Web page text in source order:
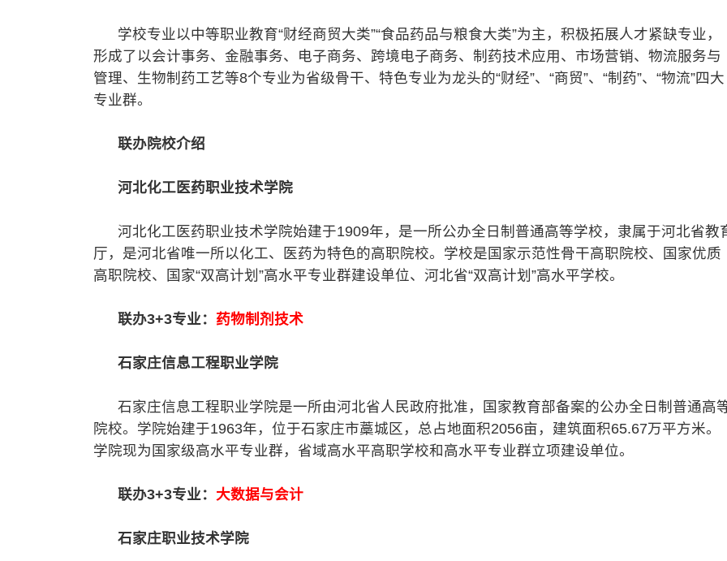
学校专业以中等职业教育“财经商贸大类”“食品药品与粮食大类”为主，积极拓展人才紧缺专业，
形成了以会计事务、金融事务、电子商务、跨境电子商务、制药技术应用、市场营销、物流服务与
管理、生物制药工艺等8个专业为省级骨干、特色专业为龙头的“财经”、“商贸”、“制药”、“物流”四大
专业群。
联办院校介绍
河北化工医药职业技术学院
河北化工医药职业技术学院始建于1909年，是一所公办全日制普通高等学校，隶属于河北省教
厅，是河北省唯一所以化工、医药为特色的高职院校。学校是国家示范性骨干高职院校、国家优质
高职院校、国家“双高计划”高水平专业群建设单位、河北省“双高计划”高水平学校。
联办3+3专业： 药物制剂技术
石家庄信息工程职业学院
石家庄信息工程职业学院是一所由河北省人民政府批准，国家教育部备案的公办全日制普通高
院校。学院始建于1963年，位于石家庄市藁城区，总占地面积2056亩，建筑面积65.67万平方米。
学院现为国家级高水平专业群，省域高水平高职学校和高水平专业群立项建设单位。
联办3+3专业： 大数据与会计
石家庄职业技术学院